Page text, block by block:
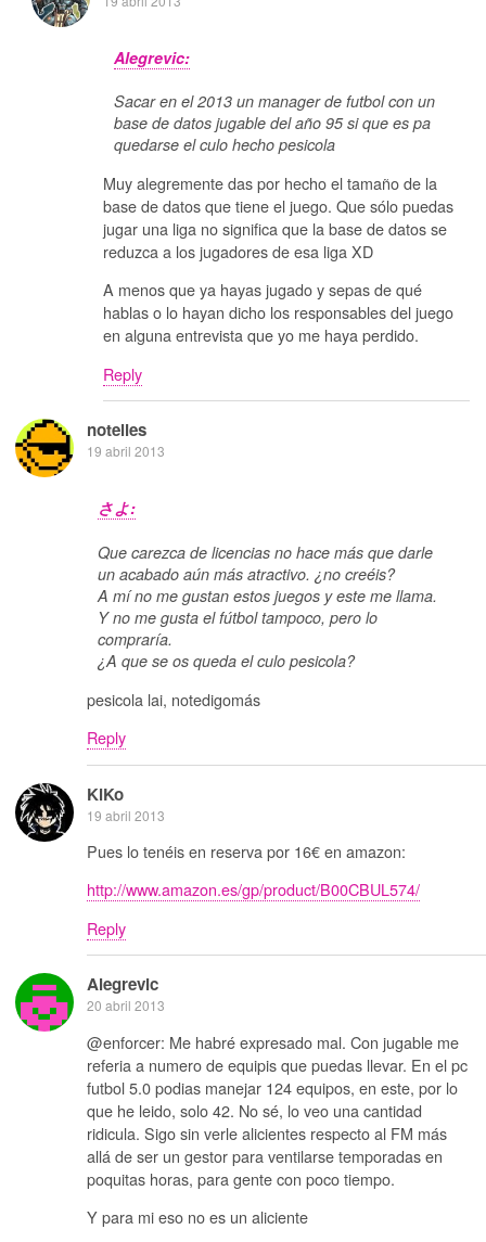
Alegrevic:
Sacar en el 2013 un manager de futbol con un
base de datos jugable del año 95 si que es pa
quedarse el culo hecho pesicola
Muy alegremente das por hecho el tamaño de la
base de datos que tiene el juego. Que sólo puedas
jugar una liga no significa que la base de datos se
reduzca a los jugadores de esa liga XD
A menos que ya hayas jugado y sepas de qué
hablas o lo hayan dicho los responsables del juego
en alguna entrevista que yo me haya perdido.
Reply
notelies
19 abril 2013
さよ:
Que carezca de licencias no hace más que darle
un acabado aún más atractivo. ¿no creéis?
A mí no me gustan estos juegos y este me llama.
Y no me gusta el fútbol tampoco, pero lo
compraría.
¿A que se os queda el culo pesicola?
pesicola lai, notedigomás
Reply
KiKo
19 abril 2013
Pues lo tenéis en reserva por 16€ en amazon:
http://www.amazon.es/gp/product/B00CBUL574/
Reply
Alegrevic
20 abril 2013
@enforcer: Me habré expresado mal. Con jugable me
referia a numero de equipis que puedas llevar. En el pc
futbol 5.0 podias manejar 124 equipos, en este, por lo
que he leido, solo 42. No sé, lo veo una cantidad
ridicula. Sigo sin verle alicientes respecto al FM más
allá de ser un gestor para ventilarse temporadas en
poquitas horas, para gente con poco tiempo.
Y para mi eso no es un aliciente